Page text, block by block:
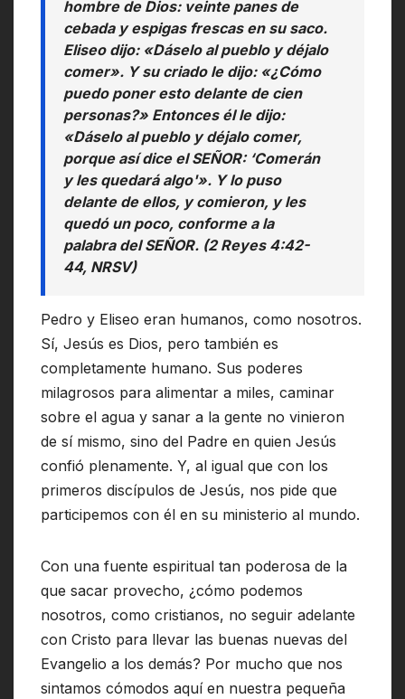
hombre de Dios: veinte panes de
cebada y espigas frescas en su saco.
Eliseo dijo: «Dáselo al pueblo y déjalo
comer». Y su criado le dijo: «¿Cómo
puedo poner esto delante de cien
personas?» Entonces él le dijo:
«Dáselo al pueblo y déjalo comer,
porque así dice el SEÑOR: ‘Comerán
y les quedará algo'». Y lo puso
delante de ellos, y comieron, y les
quedó un poco, conforme a la
palabra del SEÑOR. (2 Reyes 4:42-
44, NRSV)
Pedro y Eliseo eran humanos, como nosotros.
Sí, Jesús es Dios, pero también es
completamente humano. Sus poderes
milagrosos para alimentar a miles, caminar
sobre el agua y sanar a la gente no vinieron
de sí mismo, sino del Padre en quien Jesús
confió plenamente. Y, al igual que con los
primeros discípulos de Jesús, nos pide que
participemos con él en su ministerio al mundo.
Con una fuente espiritual tan poderosa de la
que sacar provecho, ¿cómo podemos
nosotros, como cristianos, no seguir adelante
con Cristo para llevar las buenas nuevas del
Evangelio a los demás? Por mucho que nos
sintamos cómodos aquí en nuestra pequeña